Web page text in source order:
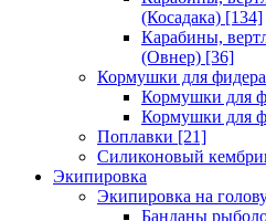
(Косадака) [134]
Карабины,
(Овнер) [36]
Кормушки для фидера
Кормушки для
Кормушки для
Поплавки [21]
Силиконовый
Экипировка
Экипировка на
Банданы